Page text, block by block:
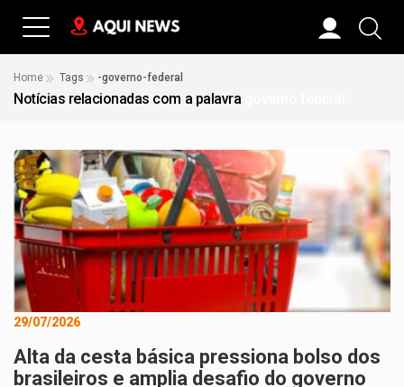
Home Tags -governo-federal
Notícias relacionadas com a palavra
29/07/2026
Alta da cesta básica pressiona bolso dos
brasileiros e amplia desafio do governo